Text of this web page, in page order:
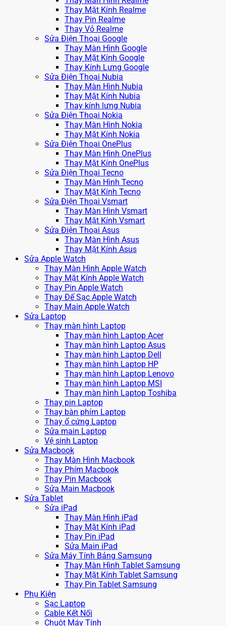
Thay Mặt Kính Realme
Thay Pin Realme
Thay Vỏ Realme
Sửa Điện Thoại Google
Thay Màn Hình Google
Thay Mặt Kính Google
Thay Kính Lưng Google
Sửa Điện Thoại Nubia
Thay Màn Hình Nubia
Thay Mặt Kính Nubia
Thay kính lưng Nubia
Sửa Điện Thoại Nokia
Thay Màn Hình Nokia
Thay Mặt Kính Nokia
Sửa Điện Thoại OnePlus
Thay Màn Hình OnePlus
Thay Mặt Kính OnePlus
Sửa Điện Thoại Tecno
Thay Màn Hình Tecno
Thay Mặt Kính Tecno
Sửa Điện Thoại Vsmart
Thay Màn Hình Vsmart
Thay Mặt Kính Vsmart
Sửa Điện Thoại Asus
Thay Màn Hình Asus
Thay Mặt Kính Asus
Sửa Apple Watch
Thay Màn Hình Apple Watch
Thay Mặt Kính Apple Watch
Thay Pin Apple Watch
Thay Đế Sạc Apple Watch
Thay Main Apple Watch
Sửa Laptop
Thay màn hình Laptop
Thay màn hình Laptop Acer
Thay màn hình Laptop Asus
Thay màn hình Laptop Dell
Thay màn hình Laptop HP
Thay màn hình Laptop Lenovo
Thay màn hình Laptop MSI
Thay màn hình Laptop Toshiba
Thay pin Laptop
Thay bàn phím Laptop
Thay ổ cứng Laptop
Sửa main Laptop
Vệ sinh Laptop
Sửa Macbook
Thay Màn Hình Macbook
Thay Phím Macbook
Thay Pin Macbook
Sửa Main Macbook
Sửa Tablet
Sửa iPad
Thay Màn Hình iPad
Thay Mặt Kính iPad
Thay Pin iPad
Sửa Main iPad
Sửa Máy Tính Bảng Samsung
Thay Màn Hình Tablet Samsung
Thay Mặt Kính Tablet Samsung
Thay Pin Tablet Samsung
Phụ Kiện
Sạc Laptop
Cable Kết Nối
Chuột Máy Tính